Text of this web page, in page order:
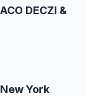
DECZI &
York